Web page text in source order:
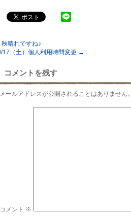
秋晴れですね♪
17（土）個人利用時間変更 →
コメントを残す
メールアドレスが公開されることはありません。
コメント ※